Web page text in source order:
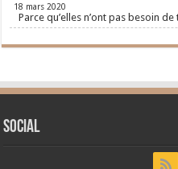
18 mars 2020
Parce qu’elles n’ont pas besoin
Social